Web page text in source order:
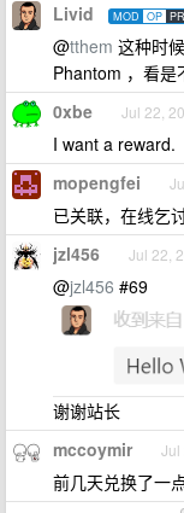
Livid MOD OP
@tthem 这种时
Phantom ，看是
0xbe Jul 22,
I want a reward.
mopengfei
已关联，在线乞
jzl456 Jul 22,
@jzl456 #69
谢谢站长
mccoymir Jul
前几天兑换了一